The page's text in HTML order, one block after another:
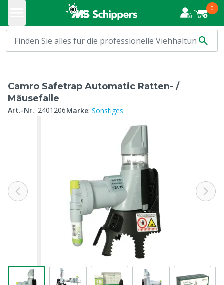
0
Camro Safetrap Automatic Ratten- /
Mäusefalle
Art.-Nr.: 2401206Marke: Sonstiges